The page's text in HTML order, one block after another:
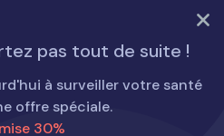
ESSAYEZ MAINTENANT
pas tout de suite !
à surveiller votre santé
offre spéciale.
30%
? Guide complet pour
en ligne